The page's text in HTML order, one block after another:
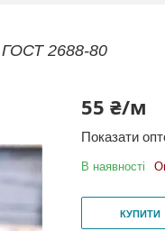
2688-80
55 ₴/м
Показати
В наявності
КУПИТИ